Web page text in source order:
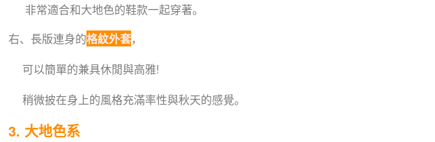
非常適合和大地色的鞋款一起穿著。
右、長版連身的格紋外套，
可以簡單的兼具休閒與高雅!
稍微披在身上的風格充滿率性與秋天的感覺。
3. 大地色系